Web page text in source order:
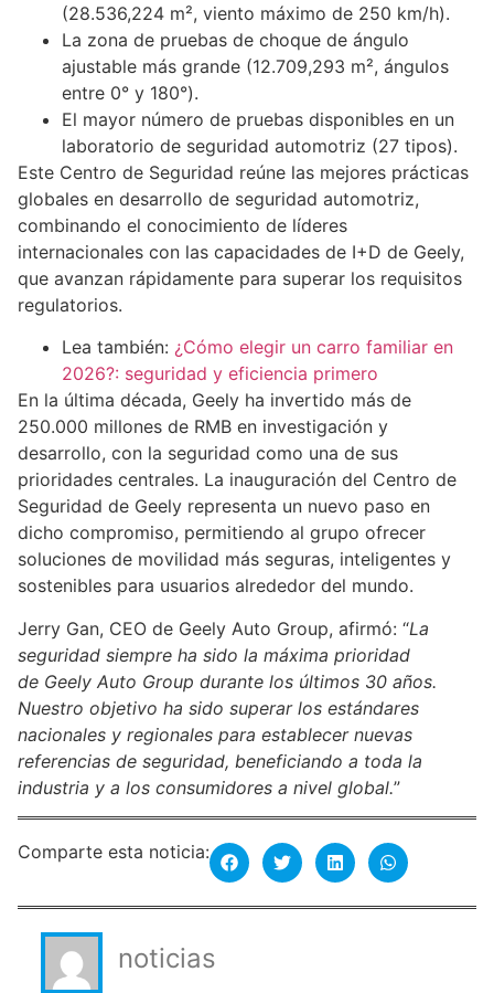
(28.536,224 m², viento máximo de 250 km/h).
La zona de pruebas de choque de ángulo
ajustable más grande (12.709,293 m², ángulos
entre 0° y 180°).
El mayor número de pruebas disponibles en un
laboratorio de seguridad automotriz (27 tipos).
Este Centro de Seguridad reúne las mejores prácticas
globales en desarrollo de seguridad automotriz,
combinando el conocimiento de líderes
internacionales con las capacidades de I+D de Geely,
que avanzan rápidamente para superar los requisitos
regulatorios.
Lea también: ¿Cómo elegir un carro familiar en
2026?: seguridad y eficiencia primero
En la última década, Geely ha invertido más de
250.000 millones de RMB en investigación y
desarrollo, con la seguridad como una de sus
prioridades centrales. La inauguración del Centro de
Seguridad de Geely representa un nuevo paso en
dicho compromiso, permitiendo al grupo ofrecer
soluciones de movilidad más seguras, inteligentes y
sostenibles para usuarios alrededor del mundo.
Jerry Gan, CEO de Geely Auto Group, afirmó: “La
seguridad siempre ha sido la máxima prioridad
de Geely Auto Group durante los últimos 30 años.
Nuestro objetivo ha sido superar los estándares
nacionales y regionales para establecer nuevas
referencias de seguridad, beneficiando a toda la
industria y a los consumidores a nivel global.”
Comparte esta noticia:
noticias